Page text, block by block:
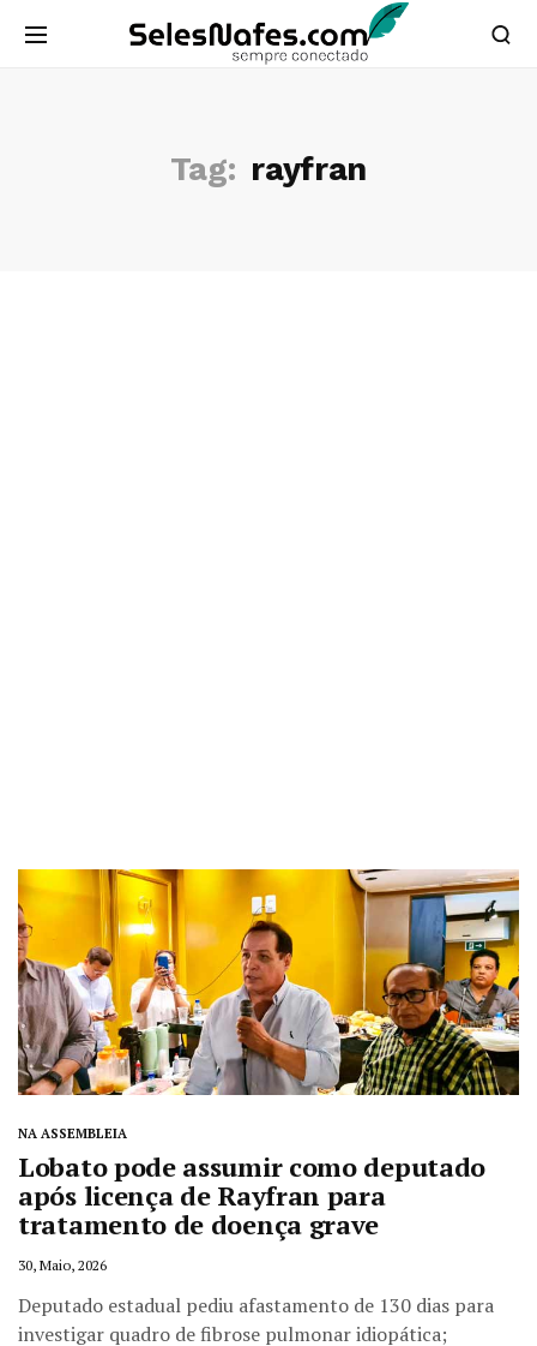
Tag: rayfran
NA ASSEMBLEIA
Lobato pode assumir como deputado
após licença de Rayfran para
tratamento de doença grave
30, Maio, 2026
Deputado estadual pediu afastamento de 130 dias para
investigar quadro de fibrose pulmonar idiopática;